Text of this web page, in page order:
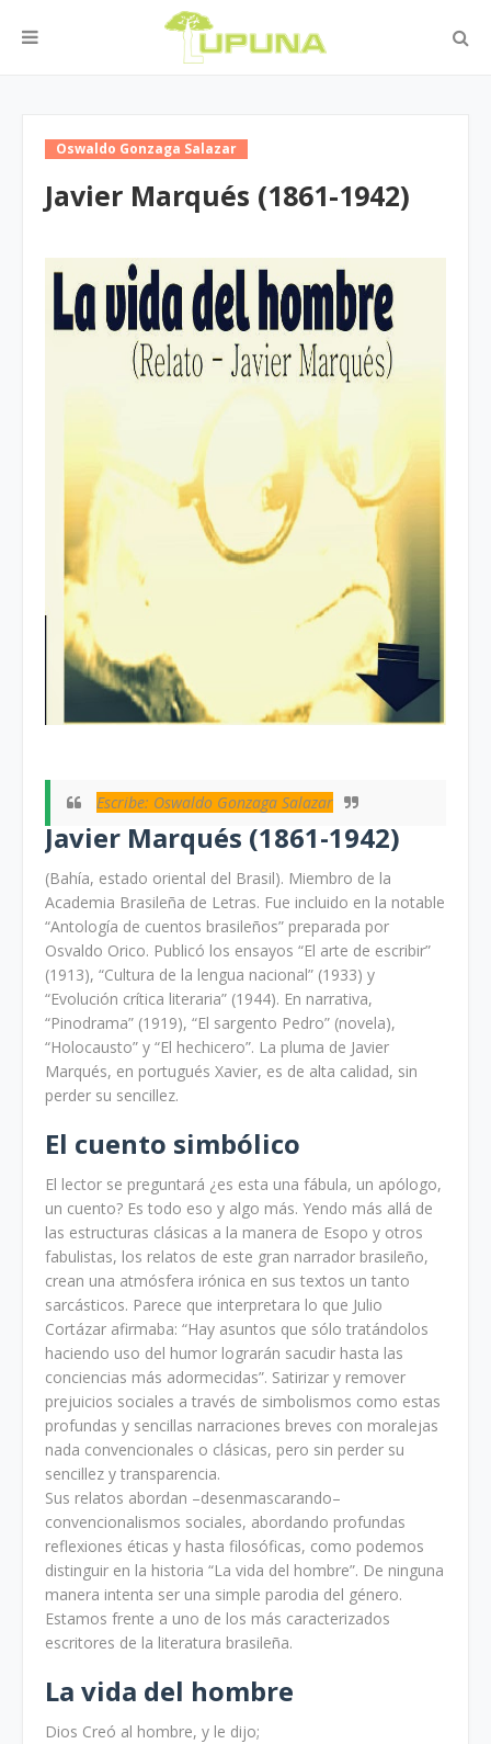
Oswaldo Gonzaga Salazar
Javier Marqués (1861-1942)
Escribe: Oswaldo Gonzaga Salazar
Javier Marqués (1861-1942)
(Bahía, estado oriental del Brasil). Miembro de la
Academia Brasileña de Letras. Fue incluido en la notable
“Antología de cuentos brasileños” preparada por
Osvaldo Orico. Publicó los ensayos “El arte de escribir”
(1913), “Cultura de la lengua nacional” (1933) y
“Evolución crítica literaria” (1944). En narrativa,
“Pinodrama” (1919), “El sargento Pedro” (novela),
“Holocausto” y “El hechicero”. La pluma de Javier
Marqués, en portugués Xavier, es de alta calidad, sin
perder su sencillez.
El cuento simbólico
El lector se preguntará ¿es esta una fábula, un apólogo,
un cuento? Es todo eso y algo más. Yendo más allá de
las estructuras clásicas a la manera de Esopo y otros
fabulistas, los relatos de este gran narrador brasileño,
crean una atmósfera irónica en sus textos un tanto
sarcásticos. Parece que interpretara lo que Julio
Cortázar afirmaba: “Hay asuntos que sólo tratándolos
haciendo uso del humor lograrán sacudir hasta las
conciencias más adormecidas”. Satirizar y remover
prejuicios sociales a través de simbolismos como estas
profundas y sencillas narraciones breves con moralejas
nada convencionales o clásicas, pero sin perder su
sencillez y transparencia.
Sus relatos abordan –desenmascarando–
convencionalismos sociales, abordando profundas
reflexiones éticas y hasta filosóficas, como podemos
distinguir en la historia “La vida del hombre”. De ninguna
manera intenta ser una simple parodia del género.
Estamos frente a uno de los más caracterizados
escritores de la literatura brasileña.
La vida del hombre
Dios Creó al hombre, y le dijo;